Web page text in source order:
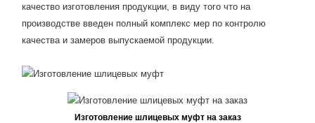
качество изготовления продукции, в виду того что на
производстве введен полный комплекс мер по контролю
качества и замеров выпускаемой продукции.
Изготовление шлицевых муфт на заказ